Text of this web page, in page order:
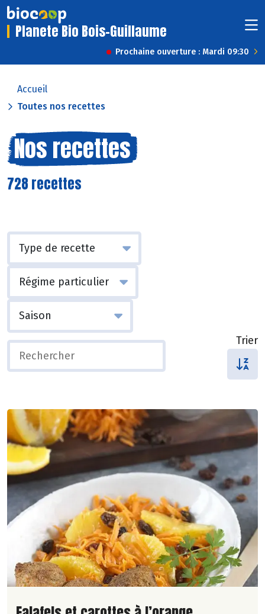
Planete Bio Bois-Guillaume
Prochaine ouverture : Mardi 09:30
Accueil
Toutes nos recettes
Nos recettes
728 recettes
Trier